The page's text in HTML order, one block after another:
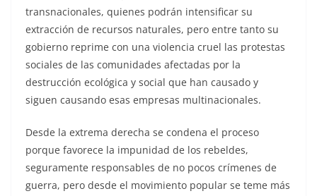
transnacionales, quienes podrán intensificar su
extracción de recursos naturales, pero entre tanto su
gobierno reprime con una violencia cruel las protestas
sociales de las comunidades afectadas por la
destrucción ecológica y social que han causado y
siguen causando esas empresas multinacionales.
Desde la extrema derecha se condena el proceso
porque favorece la impunidad de los rebeldes,
seguramente responsables de no pocos crímenes de
guerra, pero desde el movimiento popular se teme más